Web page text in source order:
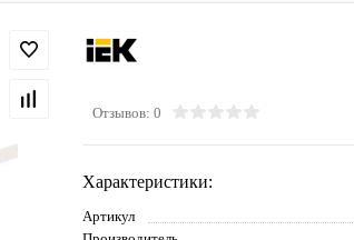
Отзывов: 0
Характеристики:
Артикул